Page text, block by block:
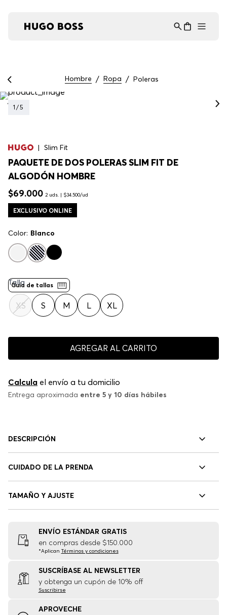
Hombre Ropa Poleras
1 /5
Slim Fit
PAQUETE DE DOS POLERAS SLIM FIT DE
ALGODÓN HOMBRE
$69.000 2 uds. | $34.500/ud
EXCLUSIVO ONLINE
Color: Blanco
Guía de tallas
Talla
XS S M L XL
AGREGAR AL CARRITO
Calcula el envío a tu domicilio
Entrega aproximada entre 5 y 10 días hábiles
DESCRIPCIÓN
CUIDADO DE LA PRENDA
TAMAÑO Y AJUSTE
ENVÍO ESTÁNDAR GRATIS
en compras desde $150.000
*Aplican Términos y condiciones
SUSCRÍBASE AL NEWSLETTER
y obtenga un cupón de 10% off
Suscribirse
APROVECHE
Asistente Virtual
en línea ⋮